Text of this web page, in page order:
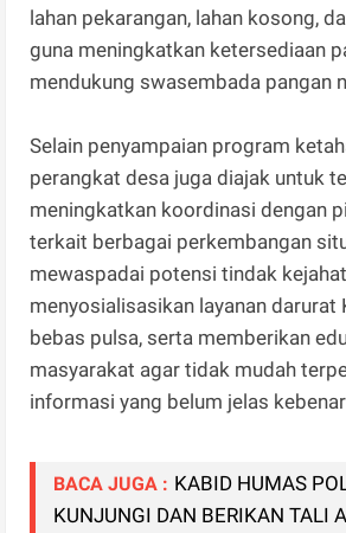
lahan pekarangan, lahan kosong,
guna meningkatkan ketersediaan
mendukung swasembada pangan
Selain penyampaian program
perangkat desa juga diajak untuk
meningkatkan koordinasi dengan
terkait berbagai perkembangan
mewaspadai potensi tindak
menyosialisasikan layanan darurat
bebas pulsa, serta memberikan
masyarakat agar tidak mudah
informasi yang belum jelas
BACA JUGA : KABID HUMAS
KUNJUNGI DAN BERIKAN TALI